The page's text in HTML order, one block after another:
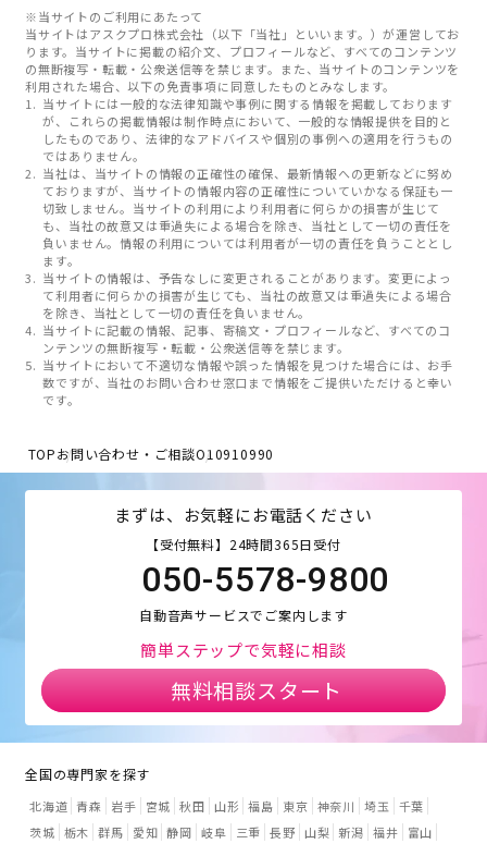
※当サイトのご利用にあたって
当サイトはアスクプロ株式会社（以下「当社」といいます。）が運営してお
ります。当サイトに掲載の紹介文、プロフィールなど、すべてのコンテンツ
の無断複写・転載・公衆送信等を禁じます。また、当サイトのコンテンツを
利用された場合、以下の免責事項に同意したものとみなします。
当サイトには一般的な法律知識や事例に関する情報を掲載しております
が、これらの掲載情報は制作時点において、一般的な情報提供を目的と
したものであり、法律的なアドバイスや個別の事例への適用を行うもの
ではありません。
当社は、当サイトの情報の正確性の確保、最新情報への更新などに努め
ておりますが、当サイトの情報内容の正確性についていかなる保証も一
切致しません。当サイトの利用により利用者に何らかの損害が生じて
も、当社の故意又は重過失による場合を除き、当社として一切の責任を
負いません。情報の利用については利用者が一切の責任を負うこととし
ます。
当サイトの情報は、予告なしに変更されることがあります。変更によっ
て利用者に何らかの損害が生じても、当社の故意又は重過失による場合
を除き、当社として一切の責任を負いません。
当サイトに記載の情報、記事、寄稿文・プロフィールなど、すべてのコ
ンテンツの無断複写・転載・公衆送信等を禁じます。
当サイトにおいて不適切な情報や誤った情報を見つけた場合には、お手
数ですが、当社のお問い合わせ窓口まで情報をご提供いただけると幸い
です。
TOPお問い合わせ・ご相談O10910990
まずは、お気軽にお電話ください
【受付無料】24時間365日受付
050-5578-9800
自動音声サービスでご案内します
簡単ステップで気軽に相談
無料相談スタート
全国の専門家を探す
北海道 青森 岩手 宮城 秋田 山形 福島 東京 神奈川 埼玉
千葉
茨城 栃木 群馬 愛知 静岡 岐阜 三重 長野 山梨 新潟 福井
富山